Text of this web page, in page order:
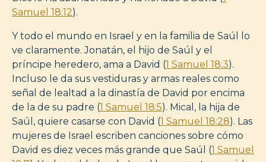
Samuel 18:12).
Y todo el mundo en Israel y en la familia de Saúl lo
ve claramente. Jonatán, el hijo de Saúl y el
príncipe heredero, ama a David (1 Samuel 18:3).
Incluso le da sus vestiduras y armas reales como
señal de lealtad a la dinastía de David por encima
de la de su padre (1 Samuel 18:5). Mical, la hija de
Saúl, quiere casarse con David (1 Samuel 18:28). Las
mujeres de Israel escriben canciones sobre cómo
David es diez veces más grande que Saúl (1 Samuel